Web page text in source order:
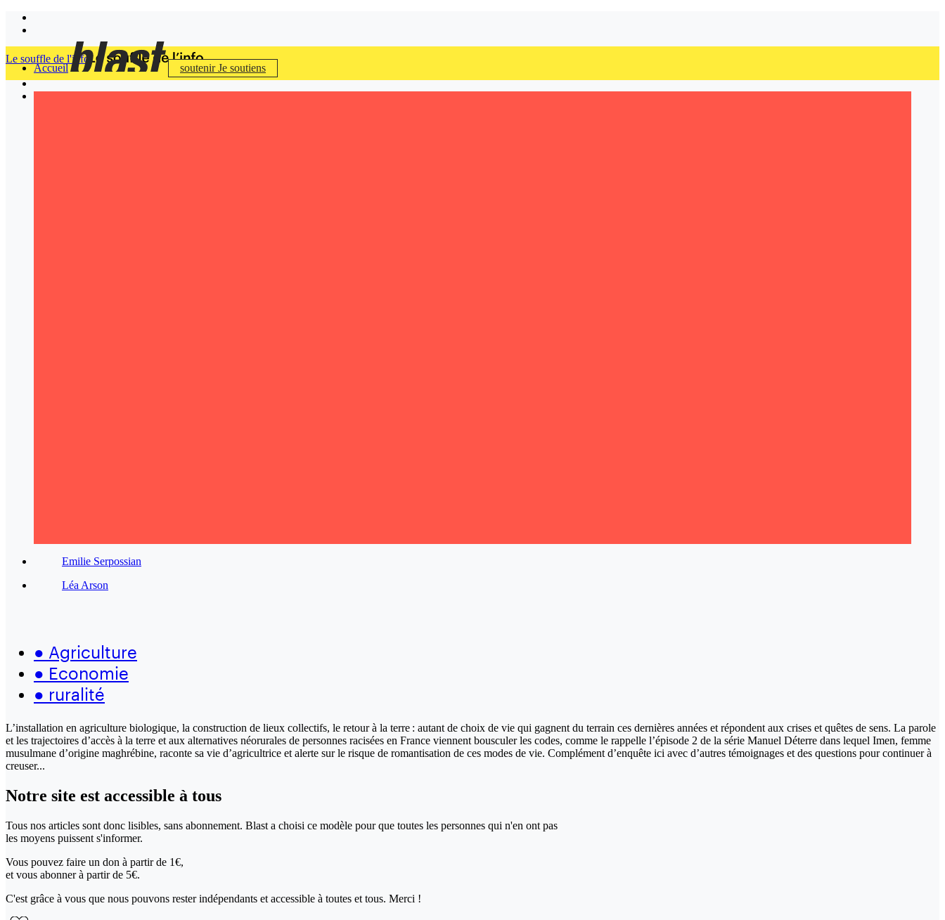
Accueil soutenirJe soutiens
Le souffle de l'info
Emilie Serpossian
Léa Arson
● Agriculture
● Economie
● ruralité
L’installation en agriculture biologique, la construction de lieux collectifs, le retour à la terre : autant de choix de vie qui gagnent du terrain ces dernières années et répondent aux crises et quêtes de sens. La parole
et les trajectoires d’accès à la terre et aux alternatives néorurales de personnes racisées en France viennent bousculer les codes, comme le rappelle l’épisode 2 de la série Manuel Déterre dans lequel Imen, femme
musulmane d’origine maghrébine, raconte sa vie d’agricultrice et alerte sur le risque de romantisation de ces modes de vie. Complément d’enquête ici avec d’autres témoignages et des questions pour continuer à
creuser...
Notre site est accessible à tous
Tous nos articles sont donc lisibles, sans abonnement. Blast a choisi ce modèle pour que toutes les personnes qui n'en ont pas
les moyens puissent s'informer.
Vous pouvez faire un don à partir de 1€,
et vous abonner à partir de 5€.
C'est grâce à vous que nous pouvons rester indépendants et accessible à toutes et tous. Merci !